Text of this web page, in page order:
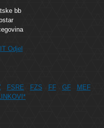
bb
IT Odjel
FSRE FZS FF GF
MEF